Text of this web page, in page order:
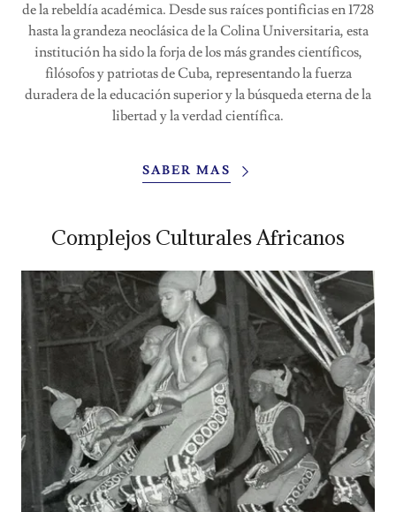
de la rebeldía académica. Desde sus raíces pontificias en 1728
hasta la grandeza neoclásica de la Colina Universitaria, esta
institución ha sido la forja de los más grandes científicos,
filósofos y patriotas de Cuba, representando la fuerza
duradera de la educación superior y la búsqueda eterna de la
libertad y la verdad científica.
SABER MAS
Complejos Culturales Africanos